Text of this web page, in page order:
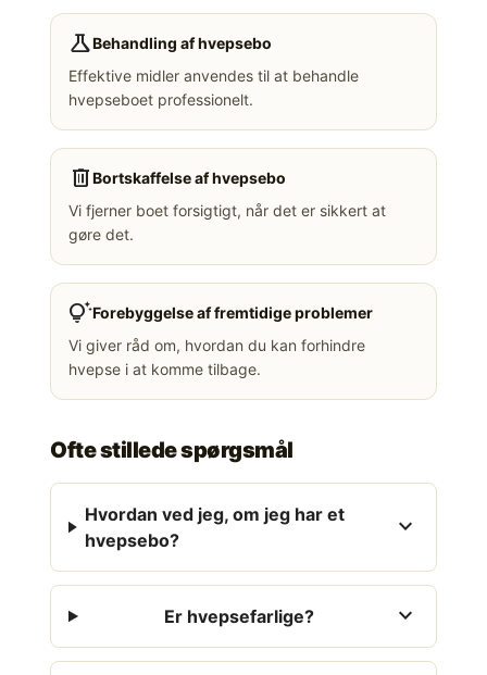
scienceBehandling af hvepsebo
Effektive midler anvendes til at behandle
hvepseboet professionelt.
deleteBortskaffelse af hvepsebo
Vi fjerner boet forsigtigt, når det er sikkert at
gøre det.
tips_and_updatesForebyggelse af fremtidige problemer
Vi giver råd om, hvordan du kan forhindre
hvepse i at komme tilbage.
Ofte stillede spørgsmål
Hvordan ved jeg, om jeg har et
hvepsebo?
expand_more
Er hvepsefarlige? expand_more